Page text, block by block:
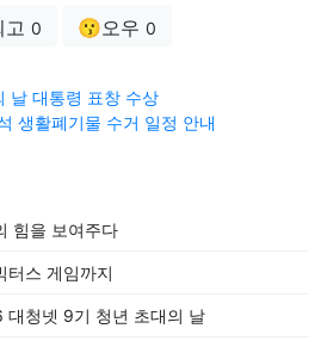
고 0 😗오우 0
날 대통령 표창 수상
생활폐기물 수거 일정 안내
힘을 보여주다
터스 게임까지
청넷 9기 청년 초대의 날